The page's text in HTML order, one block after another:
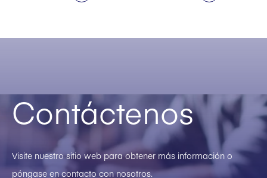
Contáctenos
Visite nuestro sitio web para obtener más información o
póngase en contacto con nosotros.